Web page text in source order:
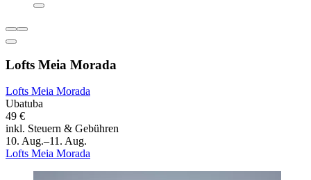
Lofts Meia Morada
Lofts Meia Morada
Ubatuba
49 €
inkl. Steuern & Gebühren
10. Aug.–11. Aug.
Lofts Meia Morada